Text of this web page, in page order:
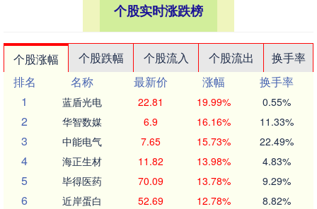
个股实时涨跌榜
个股涨幅 个股跌幅 个股流入 个股流出
换手率
排名
名称 最新价 涨幅
换手率
1
蓝盾光电 22.81 19.99% 0.55%
2 华智数媒 6.9 16.16% 11.33%
3 中能电气 7.65 15.73% 22.49%
4 海正生材 11.82 13.98% 4.83%
5 毕得医药 70.09 13.78% 9.29%
6 近岸蛋白 52.69 12.78% 8.82%